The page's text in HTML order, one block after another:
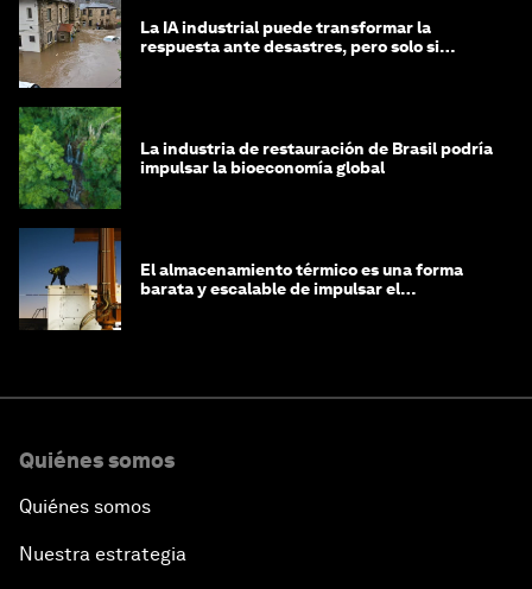
La IA industrial puede transformar la
respuesta ante desastres, pero solo si
La industria de restauración de Brasil podría
impulsar la bioeconomía global
El almacenamiento térmico es una forma
barata y escalable de impulsar el
Quiénes somos
Quiénes somos
Nuestra estrategia